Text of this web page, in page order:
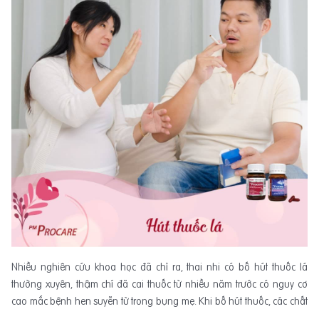
Nhiều nghiên cứu khoa học đã chỉ ra, thai nhi có bố hút thuốc lá
thường xuyên, thậm chí đã cai thuốc từ nhiều năm trước có nguy cơ
cao mắc bệnh hen suyễn từ trong bụng mẹ. Khi bố hút thuốc, các chất